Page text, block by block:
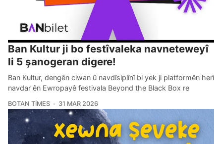
Ban Kultur ji bo festîvaleka navneteweyî
li 5 şanogeran digere!
Ban Kultur, dengên ciwan û navdîsiplînî bi yek ji platformên herî
navdar ên Ewropayê festivala Beyond the Black Box re
BOTAN TIMES 31 MAR 2026